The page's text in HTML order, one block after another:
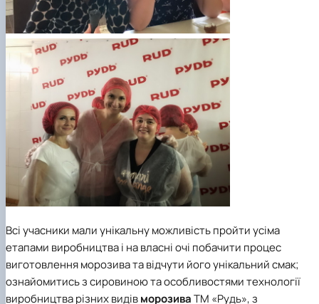
Всі учасники мали унікальну можливість пройти усіма
етапами виробництва і на власні очі побачити процес
виготовлення морозива та відчути його унікальний смак;
ознайомитись з сировиною та особливостями технології
виробництва різних видівморозиваТМ «Рудь», з